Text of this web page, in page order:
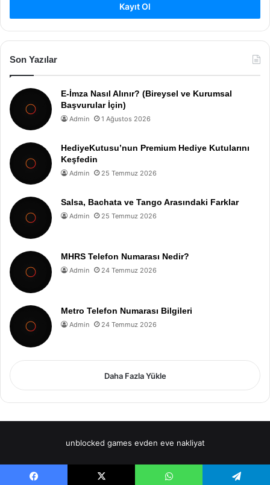
Kayıt Ol
Son Yazılar
E-İmza Nasıl Alınır? (Bireysel ve Kurumsal
Başvurular İçin)
Admin 1 Ağustos 2026
HediyeKutusu’nun Premium Hediye Kutularını
Keşfedin
Admin 25 Temmuz 2026
Salsa, Bachata ve Tango Arasındaki Farklar
Admin 25 Temmuz 2026
MHRS Telefon Numarası Nedir?
Admin 24 Temmuz 2026
Metro Telefon Numarası Bilgileri
Admin 24 Temmuz 2026
Daha Fazla Yükle
unblocked games evden eve nakliyat